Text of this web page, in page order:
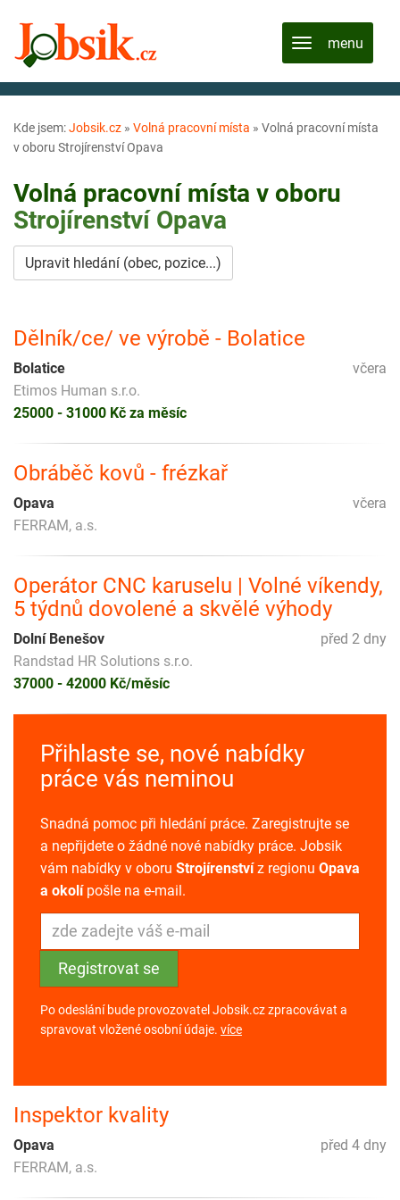
Kde jsem:Jobsik.cz » Volná pracovní místa » Volná pracovní místa
v oboru Strojírenství Opava
Volná pracovní místa v oboru
Strojírenství Opava
Upravit hledání (obec, pozice...)
Dělník/ce/ ve výrobě - Bolatice
včera
Bolatice
Etimos Human s.r.o.
25000 - 31000 Kč za měsíc
Obráběč kovů - frézkař
včera
Opava
FERRAM, a.s.
Operátor CNC karuselu | Volné víkendy,
5 týdnů dovolené a skvělé výhody
před 2 dny
Dolní Benešov
Randstad HR Solutions s.r.o.
37000 - 42000 Kč/měsíc
Přihlaste se, nové nabídky
práce vás neminou
Snadná pomoc při hledání práce. Zaregistrujte se
a nepřijdete o žádné nové nabídky práce. Jobsik
vám nabídky v oboru Strojírenstvíz regionu Opava
a okolípošle na e-mail.
Po odeslání bude provozovatel Jobsik.cz zpracovávat a
spravovat vložené osobní údaje. více
Inspektor kvality
před 4 dny
Opava
FERRAM, a.s.